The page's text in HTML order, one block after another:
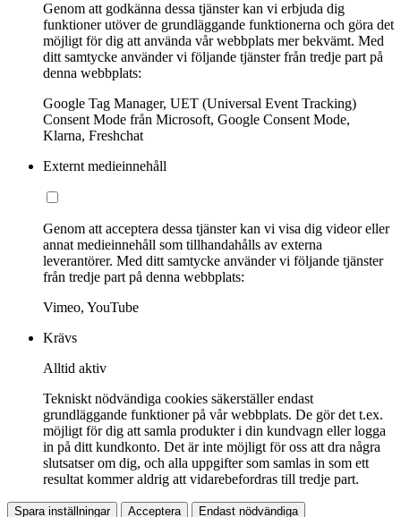
Genom att godkänna dessa tjänster kan vi erbjuda dig
funktioner utöver de grundläggande funktionerna och göra det
möjligt för dig att använda vår webbplats mer bekvämt. Med
ditt samtycke använder vi följande tjänster från tredje part på
denna webbplats:
Google Tag Manager, UET (Universal Event Tracking)
Consent Mode från Microsoft, Google Consent Mode,
Klarna, Freshchat
Externt medieinnehåll
Genom att acceptera dessa tjänster kan vi visa dig videor eller
annat medieinnehåll som tillhandahålls av externa
leverantörer. Med ditt samtycke använder vi följande tjänster
från tredje part på denna webbplats:
Vimeo, YouTube
Krävs
Alltid aktiv
Tekniskt nödvändiga cookies säkerställer endast
grundläggande funktioner på vår webbplats. De gör det t.ex.
möjligt för dig att samla produkter i din kundvagn eller logga
in på ditt kundkonto. Det är inte möjligt för oss att dra några
slutsatser om dig, och alla uppgifter som samlas in som ett
resultat kommer aldrig att vidarebefordras till tredje part.
Spara inställningar Acceptera Endast nödvändiga